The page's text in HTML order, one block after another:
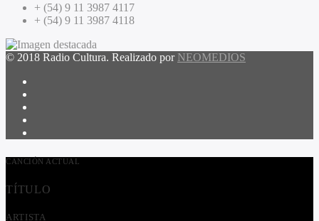
+ (54) 9 11 3987 4117
+ (54) 9 11 3987 4118
© 2018 Radio Cultura. Realizado por NEOMEDIOS
CANCIÓN ACTUAL
TÍTULO
ARTISTA